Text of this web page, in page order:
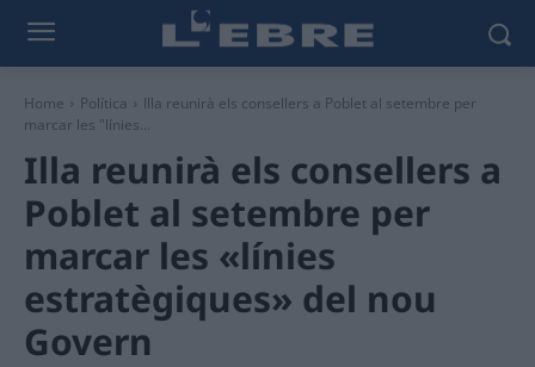
Home Política
Illa reunirà els consellers a Poblet al setembre per
marcar les "línies...
Illa reunirà els consellers a
Poblet al setembre per
marcar les «línies
estratègiques» del nou
Govern